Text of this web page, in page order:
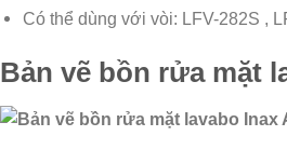
Có thể dùng với vòi: LFV-282S ,
Bản vẽ bồn rửa mặt